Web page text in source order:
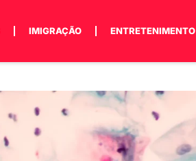
IMIGRAÇÃO ENTRETENIMENTO